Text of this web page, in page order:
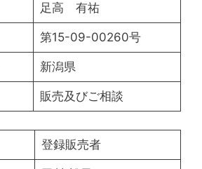
足高 有祐
第15-09-00260号
新潟県
販売及びご相談
登録販売者